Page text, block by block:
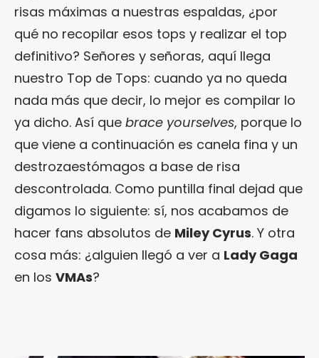
risas máximas a nuestras espaldas, ¿por
qué no recopilar esos tops y realizar el top
definitivo? Señores y señoras, aquí llega
nuestro Top de Tops: cuando ya no queda
nada más que decir, lo mejor es compilar lo
ya dicho. Así que brace yourselves, porque lo
que viene a continuación es canela fina y un
destrozaestómagos a base de risa
descontrolada. Como puntilla final dejad que
digamos lo siguiente: sí, nos acabamos de
hacer fans absolutos de Miley Cyrus. Y otra
cosa más: ¿alguien llegó a ver a Lady Gaga
en los VMAs?